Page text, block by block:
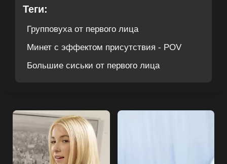
Теги:
Групповуха от первого лица
Минет с эффектом присутствия - POV
Большие сиськи от первого лица